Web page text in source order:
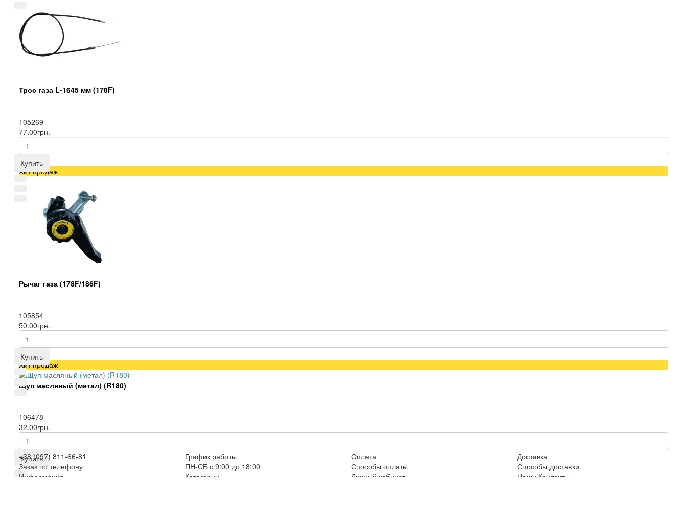
Трос газа L-1645 мм (178F)
105269
77.00грн.
Купить
Хит продаж
Рычаг газа (178F/186F)
105854
50.00грн.
Купить
Хит продаж
Щуп масляный (метал) (R180)
106478
32.00грн.
Купить
+38 (097) 811-66-81
Заказ по телефону
График работы
ПН-СБ с 9:00 до 18:00
Оплата
Способы оплаты
Доставка
Способы доставки
Информация
Категории
Личный кабинет
Наши Контакты